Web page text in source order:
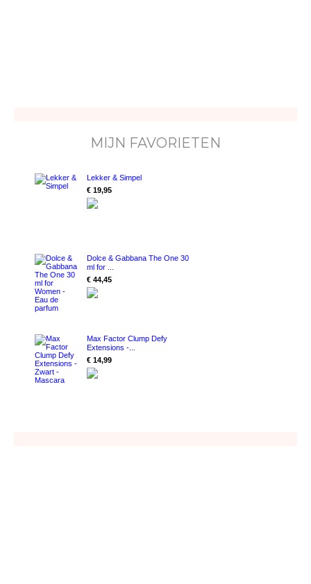
MIJN FAVORIETEN
Lekker & Simpel
€ 19,95
Dolce & Gabbana The One 30
ml for ...
€ 44,45
Max Factor Clump Defy
Extensions -...
€ 14,99